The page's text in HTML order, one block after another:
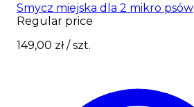
Smycz miejska dla 2 mikro psów
Regular price
149,00 zł/ szt.